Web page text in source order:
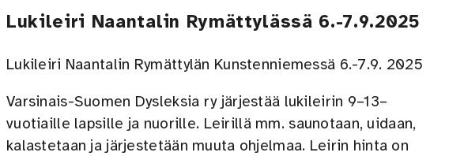
Lukileiri Naantalin Rymättylässä 6.-7.9.2025
Lukileiri Naantalin Rymättylän Kunstenniemessä 6.-7.9. 2025
Varsinais-Suomen Dysleksia ry järjestää lukileirin 9–13–
vuotiaille lapsille ja nuorille. Leirillä mm. saunotaan, uidaan,
kalastetaan ja järjestetään muuta ohjelmaa. Leirin hinta on